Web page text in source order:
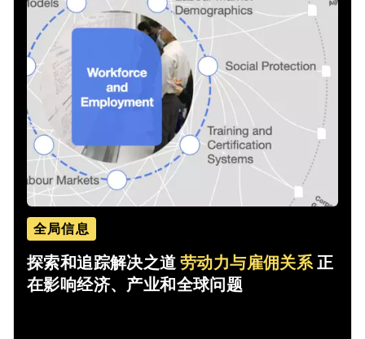
全局信息
探索和追踪解决之道劳动力与雇佣关系正
在影响经济、产业和全球问题